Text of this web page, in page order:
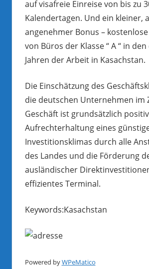
auf visafreie Einreise von bis zu
Kalendertagen. Und ein kleiner,
angenehmer Bonus –
von Büros der Klasse “ A “ in
Jahren der Arbeit in Kasachstan.
Die Einschätzung des
die deutschen Unternehmen im
Geschäft ist grundsätzlich
Aufrechterhaltung eines
Investitionsklimas durch alle
des Landes und die Förderung
ausländischer
effizientes Terminal.
Keywords:Kasachstan
Powered byWPeMatico